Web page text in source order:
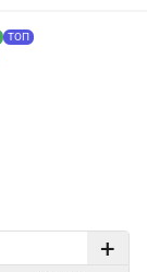
ТОП
+